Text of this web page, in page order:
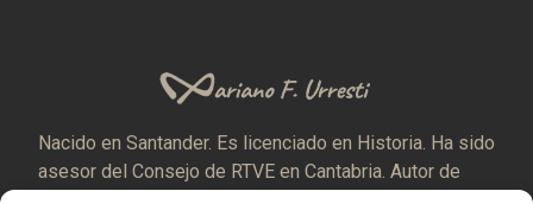
Nacido en Santander. Es licenciado en Historia. Ha sido
asesor del Consejo de RTVE en Cantabria. Autor de